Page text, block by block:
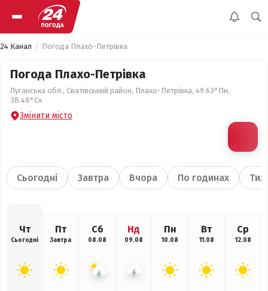
24 Канал Погода Плахо-Петрівка
Погода Плахо-Петрівка
Луганська обл., Сватівський район, Плахо-Петрівка, 49.63°Пн,
38.48°Сх
Змінити місто
Сьогодні Завтра Вчора По годинах
Чт
Сьогодні
Пт
Завтра
Сб
08.08
Нд
09.08
Пн
10.08
Вт
11.08
Ср
12.08